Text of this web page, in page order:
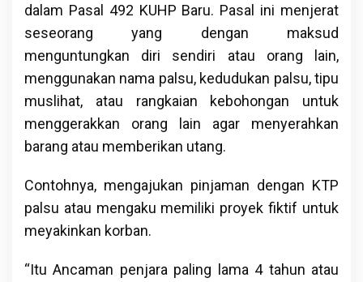
dalam Pasal 492 KUHP Baru. Pasal ini menjerat
seseorang yang dengan maksud
menguntungkan diri sendiri atau orang lain,
menggunakan nama palsu, kedudukan palsu, tipu
muslihat, atau rangkaian kebohongan untuk
menggerakkan orang lain agar menyerahkan
barang atau memberikan utang.
Contohnya, mengajukan pinjaman dengan KTP
palsu atau mengaku memiliki proyek fiktif untuk
meyakinkan korban.
“Itu Ancaman penjara paling lama 4 tahun atau